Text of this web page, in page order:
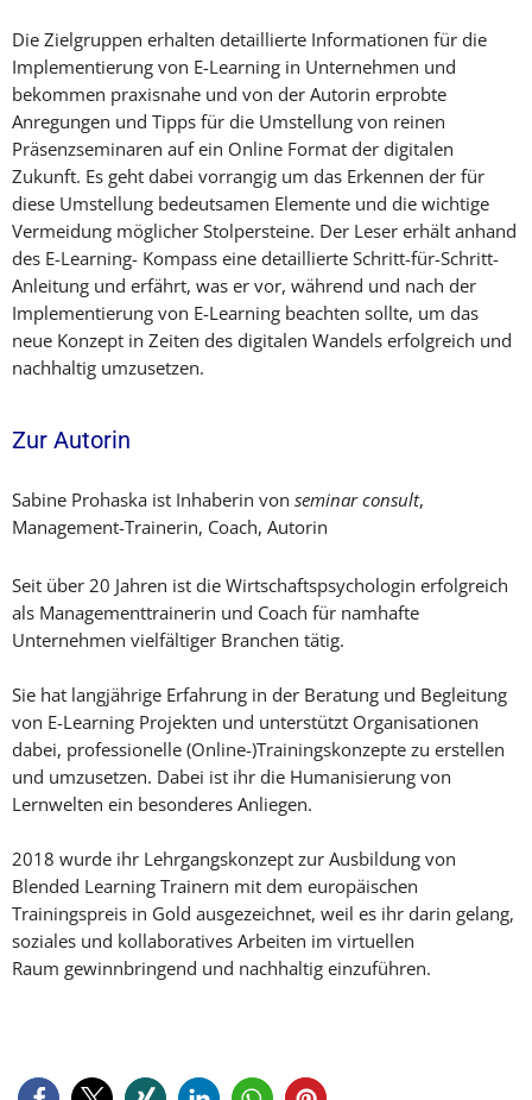
Die Zielgruppen erhalten detaillierte Informationen für die
Implementierung von E-Learning in Unternehmen und
bekommen praxisnahe und von der Autorin erprobte
Anregungen und Tipps für die Umstellung von reinen
Präsenzseminaren auf ein Online Format der digitalen
Zukunft. Es geht dabei vorrangig um das Erkennen der für
diese Umstellung bedeutsamen Elemente und die wichtige
Vermeidung möglicher Stolpersteine. Der Leser erhält anhand
des E-Learning- Kompass eine detaillierte Schritt-für-Schritt-
Anleitung und erfährt, was er vor, während und nach der
Implementierung von E-Learning beachten sollte, um das
neue Konzept in Zeiten des digitalen Wandels erfolgreich und
nachhaltig umzusetzen.
Zur Autorin
Sabine Prohaska ist Inhaberin von seminar consult,
Management-Trainerin, Coach, Autorin
Seit über 20 Jahren ist die Wirtschaftspsychologin erfolgreich
als Managementtrainerin und Coach für namhafte
Unternehmen vielfältiger Branchen tätig.
Sie hat langjährige Erfahrung in der Beratung und Begleitung
von E-Learning Projekten und unterstützt Organisationen
dabei, professionelle (Online-)Trainingskonzepte zu erstellen
und umzusetzen. Dabei ist ihr die Humanisierung von
Lernwelten ein besonderes Anliegen.
2018 wurde ihr Lehrgangskonzept zur Ausbildung von
Blended Learning Trainern mit dem europäischen
Trainingspreis in Gold ausgezeichnet, weil es ihr darin gelang,
soziales und kollaboratives Arbeiten im virtuellen
Raum gewinnbringend und nachhaltig einzuführen.